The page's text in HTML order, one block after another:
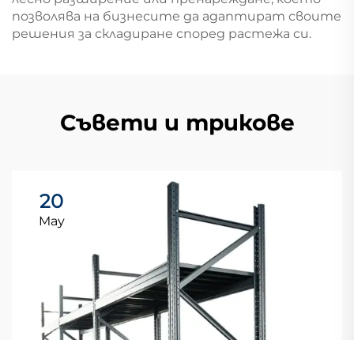
позволява на бизнесите да адаптират своите
решения за складиране според растежа си.
Съвети и трикове
20
May